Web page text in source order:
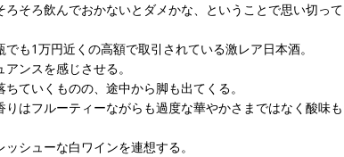
そろ飲んでおかないとダメかな、ということで思い切って
も1万円近くの高額で取引されている激レア日本酒。
ンスを感じさせる。
ていくものの、途中から脚も出てくる。
はフルーティーながらも過度な華やかさまではなく酸味も
シューな白ワインを連想する。